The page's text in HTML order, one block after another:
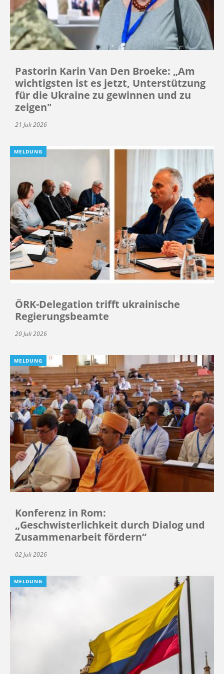
Pastorin Karin Van Den Broeke: „Am
wichtigsten ist es jetzt, Unterstützung
für die Ukraine zu gewinnen und zu
zeigen"
21 Juli 2026
MELDUNG
ÖRK-Delegation trifft ukrainische
Regierungsbeamte
20 Juli 2026
MELDUNG
Konferenz in Rom:
„Geschwisterlichkeit durch Dialog und
Zusammenarbeit fördern“
02 Juli 2026
MELDUNG